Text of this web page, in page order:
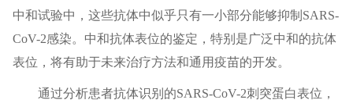
中和试验中，这些抗体中似乎只有一小部分能够抑制SARS-
CoV-2感染。中和抗体表位的鉴定，特别是广泛中和的抗体
表位，将有助于未来治疗方法和通用疫苗的开发。
通过分析患者抗体识别的SARS-CoV-2刺突蛋白表位，